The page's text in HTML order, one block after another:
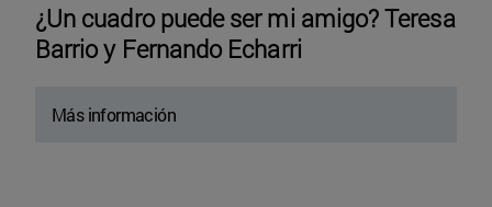
¿Un cuadro puede ser mi amigo? Teresa
Barrio y Fernando Echarri
Más información